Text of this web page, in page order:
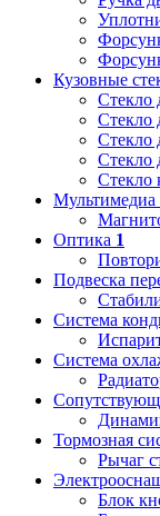
Кузовные
Стекло
Стекло
Стекло
Стекло
Стекло
Мультимедиа
Оптика 1
Подвеска
Система
Система
Тормозная
Рычаг
Блок